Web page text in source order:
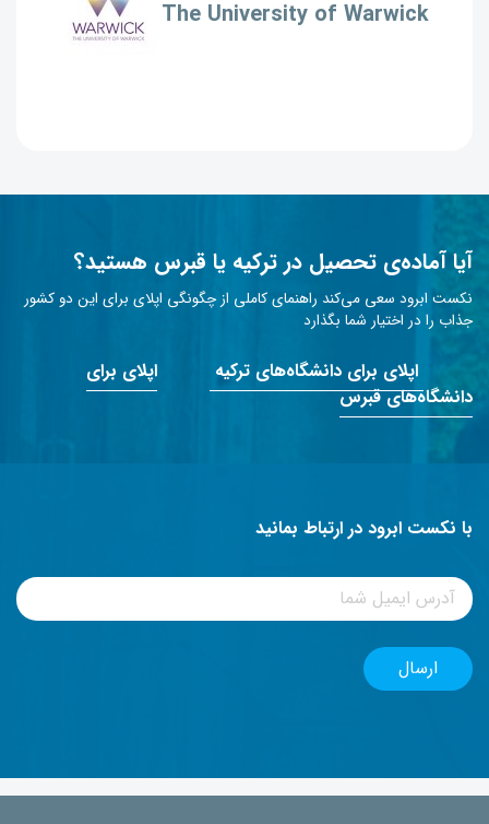
The University of Warwick
آیا آماده‌ی تحصیل در ترکیه یا قبرس هستید؟
نکست ابرود سعی می‌کند راهنمای کاملی از چگونگی اپلای برای این دو کشور
جذاب را در اختیار شما بگذارد
اپلای برای دانشگاه‌های ترکیه
اپلای برای
دانشگاه‌های قبرس
با نکست ابرود در ارتباط بمانید